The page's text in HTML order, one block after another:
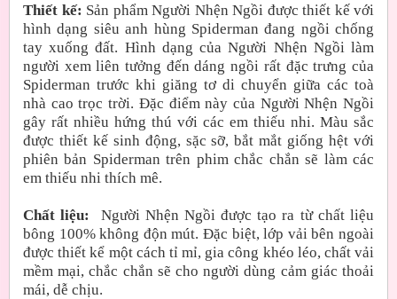
Thiết kế: Sản phẩm Người Nhện Ngồi được thiết kế với
hình dạng siêu anh hùng Spiderman đang ngồi chống
tay xuống đất. Hình dạng của Người Nhện Ngồi làm
người xem liên tưởng đến dáng ngồi rất đặc trưng của
Spiderman trước khi giăng tơ di chuyển giữa các toà
nhà cao trọc trời. Đặc điểm này của Người Nhện Ngồi
gây rất nhiều hứng thú với các em thiếu nhi. Màu sắc
được thiết kế sinh động, sặc sỡ, bắt mắt giống hệt với
phiên bản Spiderman trên phim chắc chắn sẽ làm các
em thiếu nhi thích mê.
Chất liệu:
Người Nhện Ngồi được tạo ra từ chất liệu
bông 100% không độn mút. Đặc biệt, lớp vải bên ngoài
được thiết kể một cách tỉ mỉ, gia công khéo léo, chất vải
mềm mại, chắc chắn sẽ cho người dùng cảm giác thoải
mái, dễ chịu.